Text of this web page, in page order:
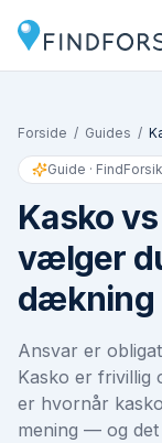
Forside / Guides /
Guide ·
Kasko
vælger
dækning
Ansvar er
Kasko er frivillig
er hvornår
mening — og